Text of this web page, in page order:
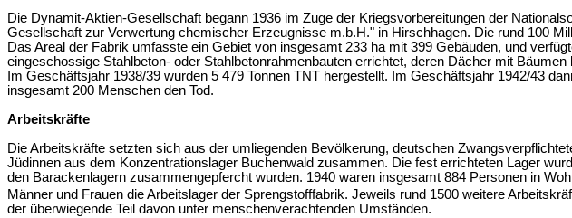
Die Dynamit-Aktien-Gesellschaft begann 1936 im Zuge der Kriegsvorbereitungen der
Gesellschaft zur Verwertung chemischer Erzeugnisse m.b.H." in Hirschhagen. Die rund 100
Das Areal der Fabrik umfasste ein Gebiet von insgesamt 233 ha mit 399 Gebäuden, und
eingeschossige Stahlbeton- oder Stahlbetonrahmenbauten errichtet, deren Dächer mit
Im Geschäftsjahr 1938/39 wurden 5 479 Tonnen TNT hergestellt. Im Geschäftsjahr 1942/43
insgesamt 200 Menschen den Tod.
Arbeitskräfte
Die Arbeitskräfte setzten sich aus der umliegenden Bevölkerung, deutschen
Jüdinnen aus dem Konzentrationslager Buchenwald zusammen. Die fest errichteten Lager
den Barackenlagern zusammengepfercht wurden. 1940 waren insgesamt 884 Personen in
Männer und Frauen die Arbeitslager der Sprengstofffabrik. Jeweils rund 1500 weitere
der überwiegende Teil davon unter menschenverachtenden Umständen.